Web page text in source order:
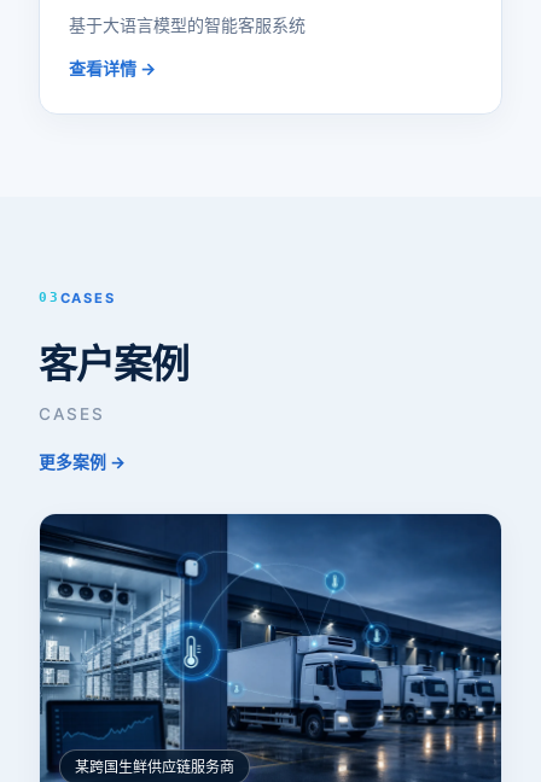
基于大语言模型的智能客服系统
查看详情 →
03 CASES
客户案例
CASES
更多案例 →
某跨国生鲜供应链服务商